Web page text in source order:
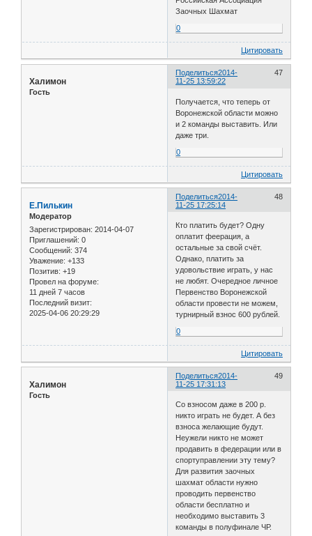
Заочных Шахмат
0
Цитировать
Поделиться 47
2014-
11-25 13:59:22
Халимон
Гость
Получается, что теперь от
Воронежской области можно
и 2 команды выставить. Или
даже три.
0
Цитировать
Поделиться 48
2014-
11-25 17:25:14
Е.Пилькин
Модератор
Зарегистрирован: 2014-04-07
Приглашений: 0
Сообщений: 374
Уважение: +133
Позитив: +19
Провел на форуме:
11 дней 7 часов
Последний визит:
2025-04-06 20:29:29
Кто платить будет? Одну
оплатит феерация, а
остальные за свой счёт.
Однако, платить за
удовольствие играть, у нас
не любят. Очередное личное
Первенство Воронежской
области провести не можем,
турнирный взнос 600 рублей.
0
Цитировать
Поделиться 49
2014-
11-25 17:31:13
Халимон
Гость
Со взносом даже в 200 р.
никто играть не будет. А без
взноса желающие будут.
Неужели никто не может
продавить в федерации или в
спортуправлении эту тему?
Для развития заочных
шахмат области нужно
проводить первенство
области бесплатно и
необходимо выставить 3
команды в полуфинале ЧР.